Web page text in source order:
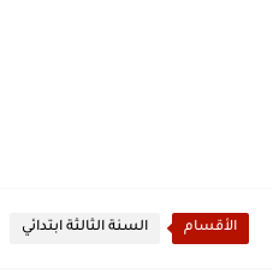
الأقسام السنة الثالثة ابتدائي